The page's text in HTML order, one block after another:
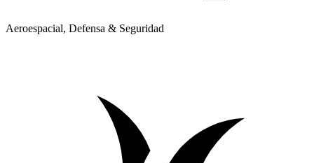
Aeroespacial, Defensa & Seguridad